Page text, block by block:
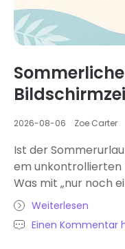
Sommerliche
2026-08-06 Zoe Carter
Ist der
em unkontrollierten
Was mit „nur noch
sich zu
en ausgeweitet.
sind nicht allein. Die
Weiterlesen
Einen Kommentar